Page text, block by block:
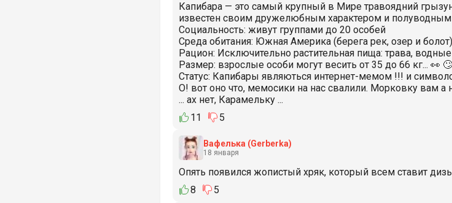
Капибара — это самый крупный в Мире травоядний
известен своим дружелюбным характером и
Социальность: живут группами до 20 особей
Среда обитания: Южная Америка (берега рек, озер и болот)
Рацион: Исключительно растительная пища: трава, водные
Размер: взрослые особи могут весить от 35 до 66 кг... 👀
Статус: Капибары являються интернет-мемом !!! и
О! вот оно что, мемосики на нас свалили. Морковку вам а
... ах нет, Карамельку ...
11
5
Вафелька (Gerberka)
18 января
Опять появился жопистый хряк, который всем ставит
8
5